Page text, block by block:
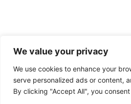
We value your privacy
We use cookies to enhance your
serve personalized ads or content,
By clicking "Accept All", you